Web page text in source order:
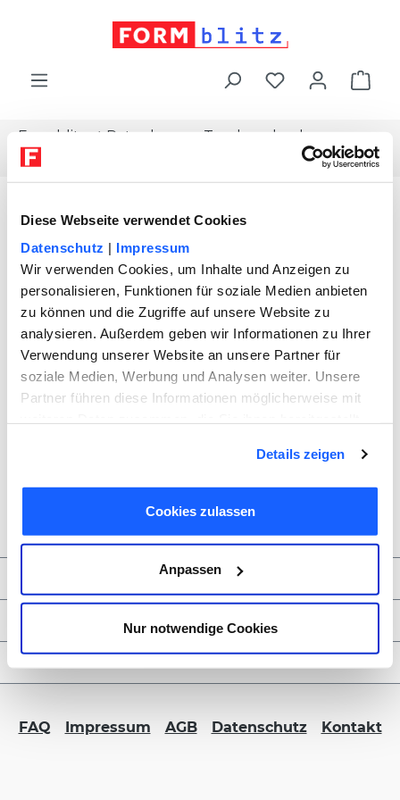
Diese Webseite verwendet Cookies
Datenschutz | Impressum
Wir verwenden Cookies, um Inhalte und Anzeigen zu
personalisieren, Funktionen für soziale Medien anbieten
zu können und die Zugriffe auf unsere Website zu
analysieren. Außerdem geben wir Informationen zu Ihrer
Verwendung unserer Website an unsere Partner für
soziale Medien, Werbung und Analysen weiter. Unsere
Partner führen diese Informationen möglicherweise mit
gesammelt haben. Sie geben Einwilligung zu unseren
Cookies, wenn Sie unsere Webseite weiterhin nutzen.
Details zeigen
Cookies zulassen
Anpassen
Nur notwendige Cookies
Formblitz Ratgeber
Topdownload
Zusatzvereinbarung-renovierung
Zahlungsmöglichkeiten
Service & Kontakt
FORMBLITZ B2B
FAQ Impressum AGB Datenschutz Kontakt